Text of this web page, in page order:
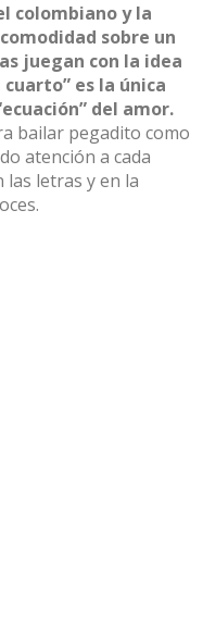
colombiano y la
sobre un
juegan con la idea
es la única
del amor.
bailar pegadito como
atención a cada
las letras y en la